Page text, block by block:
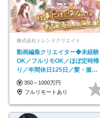
株式会社トレンドクリエイト
動画編集クリエイター◆未経験
OK／フルリモOK／ほぼ定時帰
り／年間休日125日／髪・服・
ネイル自由／副業OK
350～1000万円
フルリモートあり